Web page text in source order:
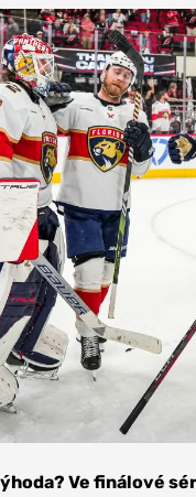
Ve finálové